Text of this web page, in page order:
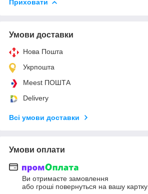
Приховати
Умови доставки
Нова Пошта
Укрпошта
Meest ПОШТА
Delivery
Всі умови доставки
Умови оплати
Ви отримаєте замовлення
або гроші повернуться на вашу картку